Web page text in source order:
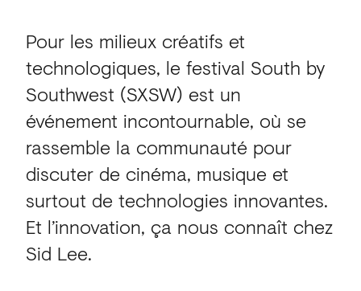
Pour les milieux créatifs et
technologiques, le festival South by
Southwest (SXSW) est un
événement incontournable, où se
rassemble la communauté pour
discuter de cinéma, musique et
surtout de technologies innovantes.
Et l’innovation, ça nous connaît chez
Sid Lee.